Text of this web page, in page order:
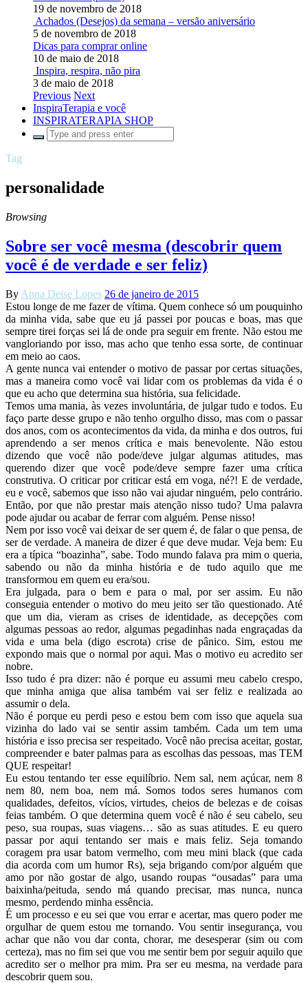
19 de novembro de 2018
Achados (Desejos) da semana – versão aniversário
5 de novembro de 2018
Dicas para comprar online
10 de maio de 2018
Inspira, respira, não pira
3 de maio de 2018
Previous Next
InspiraTerapia e você
INSPIRATERAPIA SHOP
Tag
personalidade
Browsing
Sobre ser você mesma (descobrir quem
você é de verdade e ser feliz)
By Anna Deise Lopes 26 de janeiro de 2015
Estou longe de me fazer de vítima. Quem conhece só um pouquinho
da minha vida, sabe que eu já passei por poucas e boas, mas que
sempre tirei forças sei lá de onde pra seguir em frente. Não estou me
vangloriando por isso, mas acho que tenho essa sorte, de continuar
em meio ao caos.
A gente nunca vai entender o motivo de passar por certas situações,
mas a maneira como você vai lidar com os problemas da vida é o
que eu acho que determina sua história, sua felicidade.
Temos uma mania, às vezes involuntária, de julgar tudo e todos. Eu
faço parte desse grupo e não tenho orgulho disso, mas com o passar
dos anos, com os acontecimentos da vida, da minha e dos outros, fui
aprendendo a ser menos crítica e mais benevolente. Não estou
dizendo que você não pode/deve julgar algumas atitudes, mas
querendo dizer que você pode/deve sempre fazer uma crítica
construtiva. O criticar por criticar está em voga, né?! E de verdade,
eu e você, sabemos que isso não vai ajudar ninguém, pelo contrário.
Então, por que não prestar mais atenção nisso tudo? Uma palavra
pode ajudar ou acabar de ferrar com alguém. Pense nisso!
Nem por isso você vai deixar de ser quem é, de falar o que pensa, de
ser de verdade. A maneira de dizer é que deve mudar. Veja bem: Eu
era a típica “boazinha”, sabe. Todo mundo falava pra mim o queria,
sabendo ou não da minha história e de tudo aquilo que me
transformou em quem eu era/sou.
Era julgada, para o bem e para o mal, por ser assim. Eu não
conseguia entender o motivo do meu jeito ser tão questionado. Até
que um dia, vieram as crises de identidade, as decepções com
algumas pessoas ao redor, algumas pegadinhas nada engraçadas da
vida e uma bela (digo escrota) crise de pânico. Sim, estou me
expondo mais que o normal por aqui. Mas o motivo eu acredito ser
nobre.
Isso tudo é pra dizer: não é porque eu assumi meu cabelo crespo,
que minha amiga que alisa também vai ser feliz e realizada ao
assumir o dela.
Não é porque eu perdi peso e estou bem com isso que aquela sua
vizinha do lado vai se sentir assim também. Cada um tem uma
história e isso precisa ser respeitado. Você não precisa aceitar, gostar,
compreender e bater palmas para as escolhas das pessoas, mas TEM
QUE respeitar!
Eu estou tentando ter esse equilíbrio. Nem sal, nem açúcar, nem 8
nem 80, nem boa, nem má. Somos todos seres humanos com
qualidades, defeitos, vícios, virtudes, cheios de belezas e de coisas
feias também. O que determina quem você é não é seu cabelo, seu
peso, sua roupas, suas viagens… são as suas atitudes. E eu quero
passar por aqui tentando ser mais e mais feliz. Seja tomando
coragem pra usar batom vermelho, com meu mini black (que cada
dia acorda com um humor Rs), seja brigando com/por alguém que
amo por não gostar de algo, usando roupas “ousadas” para uma
baixinha/peituda, sendo má quando precisar, mas nunca, nunca
mesmo, perdendo minha essência.
É um processo e eu sei que vou errar e acertar, mas quero poder me
orgulhar de quem estou me tornando. Vou sentir insegurança, vou
achar que não vou dar conta, chorar, me desesperar (sim ou com
certeza), mas no fim sei que vou me sentir bem por seguir aquilo que
acredito ser o melhor pra mim. Pra ser eu mesma, na verdade para
descobrir quem sou.